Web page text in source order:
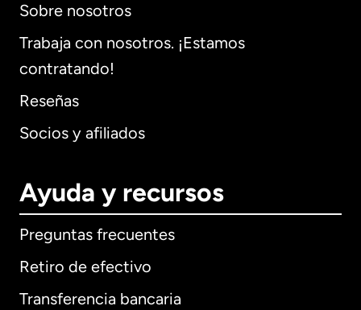
Sobre nosotros
Trabaja con nosotros. ¡Estamos
contratando!
Reseñas
Socios y afiliados
Ayuda y recursos
Preguntas frecuentes
Retiro de efectivo
Transferencia bancaria